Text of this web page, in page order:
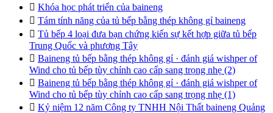
 Khóa học phát triển của baineng
 Tám tính năng của tủ bếp bằng thép không gỉ baineng
 Tủ bếp 4 loại đưa bạn chứng kiến sự kết hợp giữa tủ bếp
Trung Quốc và phương Tây
 Baineng tủ bếp bằng thép không gỉ · đánh giá wishper of
Wind cho tủ bếp tùy chỉnh cao cấp sang trọng nhẹ (2)
 Baineng tủ bếp bằng thép không gỉ · đánh giá wishper of
Wind cho tủ bếp tùy chỉnh cao cấp sang trọng nhẹ (1)
 Kỷ niệm 12 năm Công ty TNHH Nội Thất baineng Quảng